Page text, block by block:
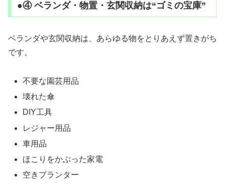
●④ ベランダ・物置・玄関収納は“ゴミの宝庫”
ベランダや玄関収納は、あらゆる物をとりあえず置きがち
です。
不要な園芸用品
壊れた傘
DIY工具
レジャー用品
車用品
ほこりをかぶった家電
空きプランター